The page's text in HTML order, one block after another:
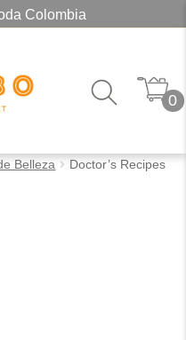
Colombia
0
Belleza
Doctor’s Recipes